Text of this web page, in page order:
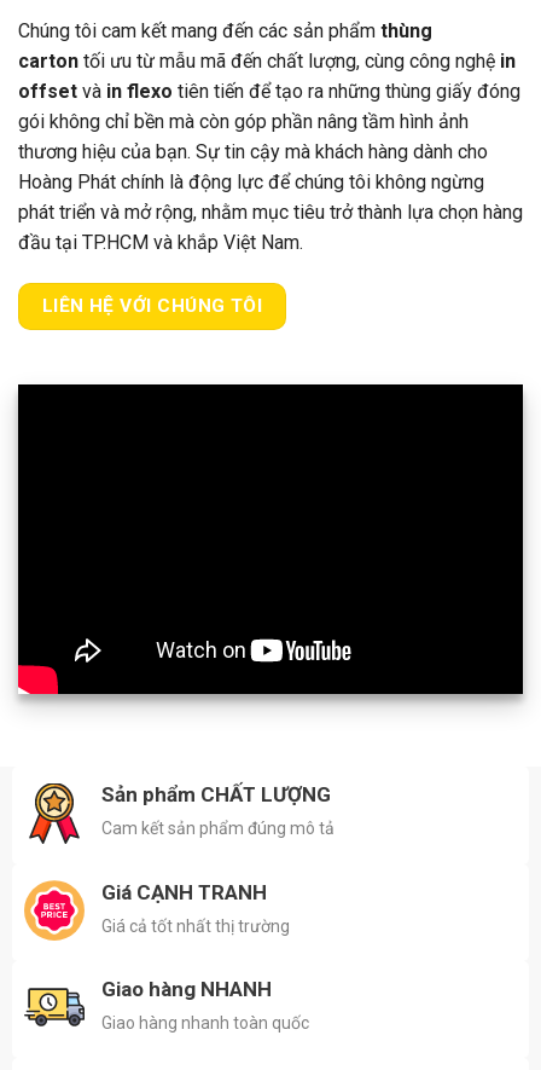
Chúng tôi cam kết mang đến các sản phẩm thùng
carton tối ưu từ mẫu mã đến chất lượng, cùng công nghệ in
offset và in flexo tiên tiến để tạo ra những thùng giấy đóng
gói không chỉ bền mà còn góp phần nâng tầm hình ảnh
thương hiệu của bạn. Sự tin cậy mà khách hàng dành cho
Hoàng Phát chính là động lực để chúng tôi không ngừng
phát triển và mở rộng, nhằm mục tiêu trở thành lựa chọn hàng
đầu tại TP.HCM và khắp Việt Nam.
LIÊN HỆ VỚI CHÚNG TÔI
Sản phẩm CHẤT LƯỢNG
Cam kết sản phẩm đúng mô tả
Giá CẠNH TRANH
Giá cả tốt nhất thị trường
Giao hàng NHANH
Giao hàng nhanh toàn quốc